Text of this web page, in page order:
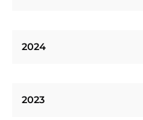
2024
2023